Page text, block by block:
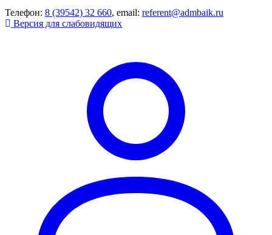
Телефон: 8 (39542) 32 660, email: referent@admbaik.ru
Версия для слабовидящих